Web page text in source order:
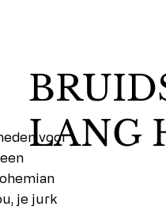
voor
je jurk
LANG